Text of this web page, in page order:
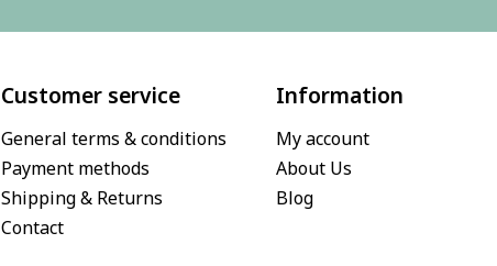
Customer service
General terms & conditions
Payment methods
Shipping & Returns
Contact
Information
My account
About Us
Blog